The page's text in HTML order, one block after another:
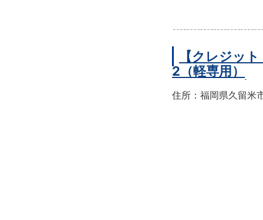
【クレジッ
2（軽専用）
住所：福岡県久留米